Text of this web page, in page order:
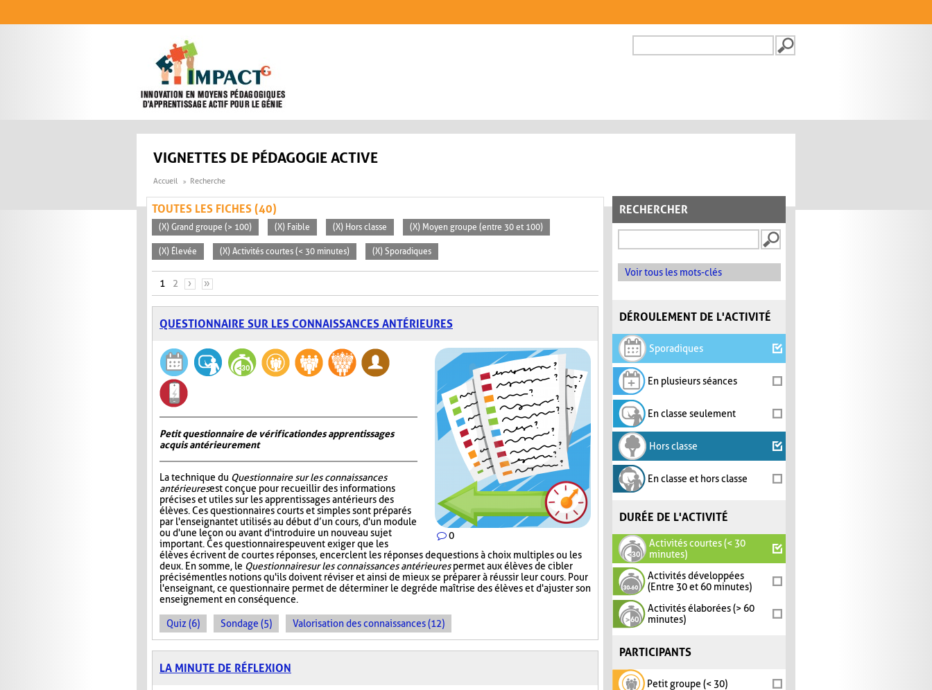
FORMULAIRE DE
VIGNETTES DE PÉDAGOGIE ACTIVE
Accueil Recherche
RECHERCHER
Voir tous les mots-clés
DÉROULEMENT DE L'ACTIVITÉ
Sporadiques
En plusieurs séances
En classe seulement
Hors classe
En classe et hors classe
DURÉE DE L'ACTIVITÉ
Activités courtes (< 30
minutes)
Activités développées
(Entre 30 et 60 minutes)
Activités élaborées (> 60
minutes)
PARTICIPANTS
Petit groupe (< 30)
TOUTES LES FICHES (40)
(X) Grand groupe (> 100) (X) Faible (X) Hors classe (X) Moyen groupe (entre 30 et 100)
(X) Élevée (X) Activités courtes (< 30 minutes) (X) Sporadiques
PAGES
1 2 › »
QUESTIONNAIRE SUR LES CONNAISSANCES ANTÉRIEURES
0
Petit questionnaire de vérification des apprentissages
acquis antérieurement
La technique du Questionnaire sur les connaissances
antérieuresest conçue pour recueillir des informations
précises et utiles sur les apprentissages antérieurs des
élèves. Ces questionnaires courts et simples sont préparés
par l'enseignant et utilisés au début d’un cours, d'un module
ou d'une leçon ou avant d'introduire un nouveau sujet
important. Ces questionnaires peuvent exiger que les
élèves écrivent de courtes réponses, encerclent les réponses de questions à choix multiples ou les
deux. En somme, le Questionnaire sur les connaissances antérieurespermet aux élèves de cibler
précisément les notions qu'ils doivent réviser et ainsi de mieux se préparer à réussir leur cours. Pour
l'enseignant, ce questionnaire permet de déterminer le degré de maîtrise des élèves et d'ajuster son
enseignement en conséquence.
Quiz (6) Sondage (5) Valorisation des connaissances (12)
LA MINUTE DE RÉFLEXION